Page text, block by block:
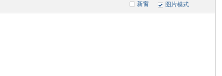
新窗 图片模式